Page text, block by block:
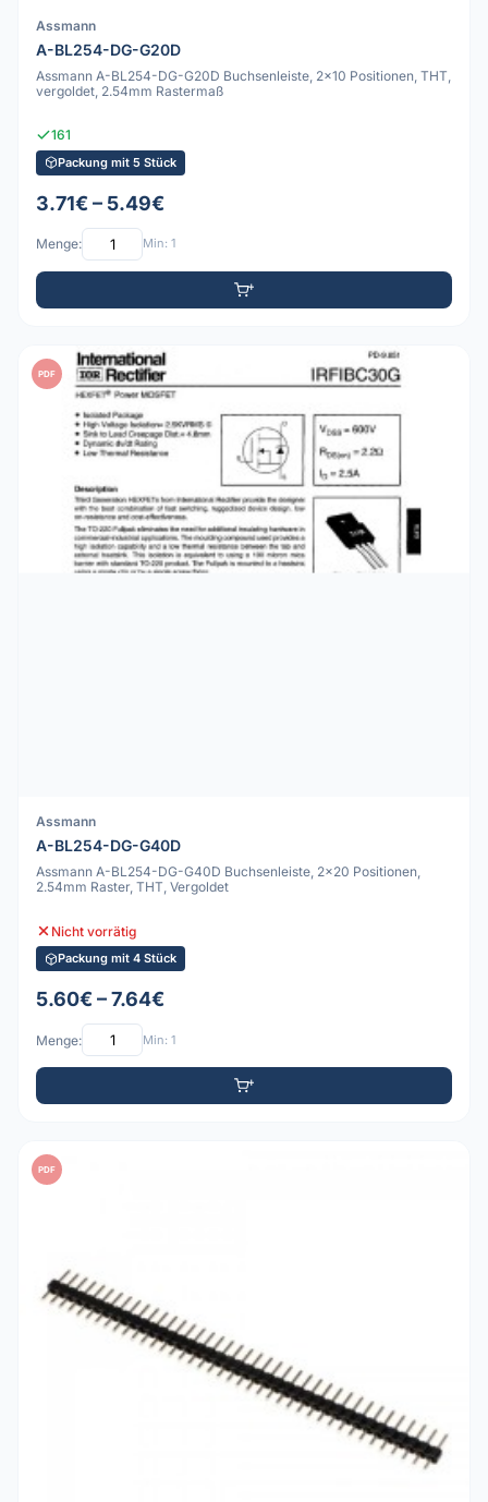
Assmann
A-BL254-DG-G20D
Assmann A-BL254-DG-G20D Buchsenleiste, 2x10 Positionen, THT,
vergoldet, 2.54mm Rastermaß
161
Packung mit 5 Stück
3.71€ – 5.49€
Menge: Min: 1
PDF
Assmann
A-BL254-DG-G40D
Assmann A-BL254-DG-G40D Buchsenleiste, 2x20 Positionen,
2.54mm Raster, THT, Vergoldet
Nicht vorrätig
Packung mit 4 Stück
5.60€ – 7.64€
Menge: Min: 1
PDF